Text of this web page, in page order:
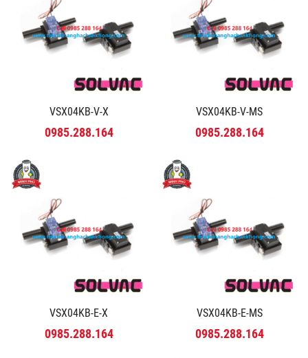
VSX04KB-V-X
0985.288.164
VSX04KB-V-MS
0985.288.164
VSX04KB-E-X
0985.288.164
VSX04KB-E-MS
0985.288.164